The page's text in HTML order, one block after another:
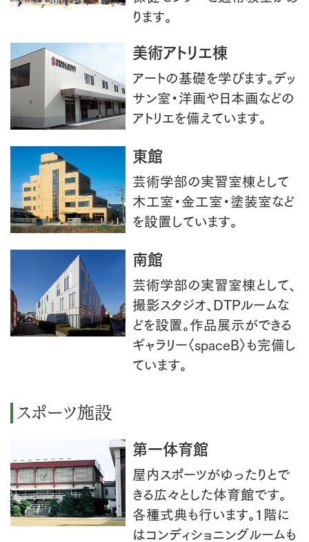
ります。
美術アトリエ棟
アートの基礎を学びます。デッ
サン室・洋画や日本画などの
アトリエを備えています。
東館
芸術学部の実習室棟として
木工室・金工室・塗装室など
を設置しています。
南館
芸術学部の実習室棟として、
撮影スタジオ、DTPルームな
どを設置。作品展示ができる
ギャラリー〈spaceB〉も完備し
ています。
スポーツ施設
第一体育館
屋内スポーツがゆったりとで
きる広々とした体育館です。
各種式典も行います。1階に
はコンディショニングルームも